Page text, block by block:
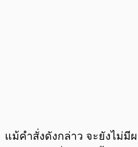
แม้คำสั่งดังกล่าว จะยังไม่มี